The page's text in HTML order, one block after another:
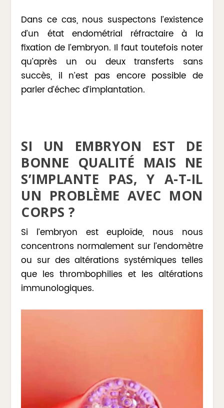
Dans ce cas, nous suspectons l’existence
d’un état endométrial réfractaire à la
fixation de l’embryon. Il faut toutefois noter
qu’après un ou deux transferts sans
succès, il n’est pas encore possible de
parler d’échec d’implantation.
SI UN EMBRYON EST DE
BONNE QUALITÉ MAIS NE
S’IMPLANTE PAS, Y A-T-IL
UN PROBLÈME AVEC MON
CORPS ?
Si l’embryon est euploïde, nous nous
concentrons normalement sur l’endomètre
ou sur des altérations systémiques telles
que les thrombophilies et les altérations
immunologiques.